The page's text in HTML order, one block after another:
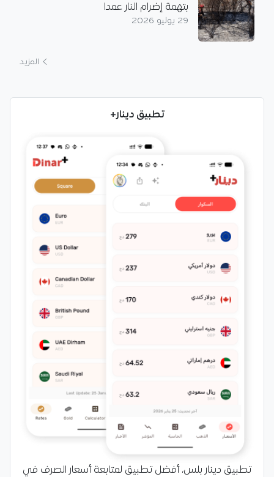
بتهمة إضرام النار عمدا
29 يوليو 2026
المزيد
تطبيق دينار+
تطبيق دينار بلس، أفضل تطبيق لمتابعة أسعار الصرف في